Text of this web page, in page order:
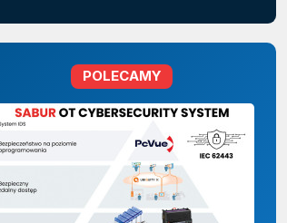
POLECAMY